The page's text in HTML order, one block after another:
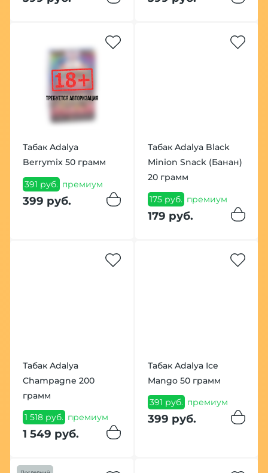
Табак Adalya
Berrymix 50 грамм
391 руб. премиум
399 руб.
Табак Adalya Black
Minion Snack (Банан)
20 грамм
175 руб. премиум
179 руб.
Табак Adalya
Champagne 200
грамм
1 518 руб. премиум
1 549 руб.
Табак Adalya Ice
Mango 50 грамм
391 руб. премиум
399 руб.